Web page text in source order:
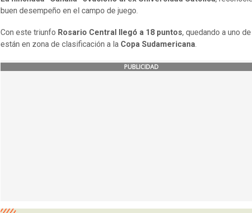
buen desempeño en el campo de juego.
Con este triunfo Rosario Central llegó a 18 puntos, quedando a uno
están en zona de clasificación a la Copa Sudamericana
PUBLICIDAD